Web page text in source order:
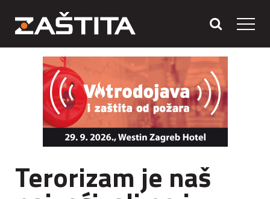
Terorizam je naš